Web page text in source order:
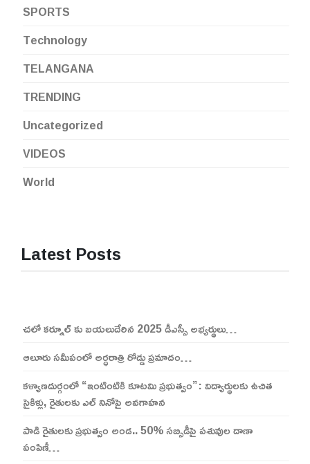
SPORTS
Technology
TELANGANA
TRENDING
Uncategorized
VIDEOS
World
Latest Posts
చలో కర్నూల్ కు బయలుదేరిన 2025 డీఎస్సీ అభ్యర్థులు…
ఆలూరు సమీపంలో అర్ధరాత్రి రోడ్డు ప్రమాదం…
కళ్యాణదుర్గంలో “ఇంటింటికి కూటమి ప్రభుత్వం”: విద్యార్థులకు ఉచిత
సైకిళ్లు, రైతులకు ఎల్ నినోపై అవగాహన
పాడి రైతులకు ప్రభుత్వం అండ.. 50% సబ్సిడీపై పశువుల దాణా
పంపిణీ…